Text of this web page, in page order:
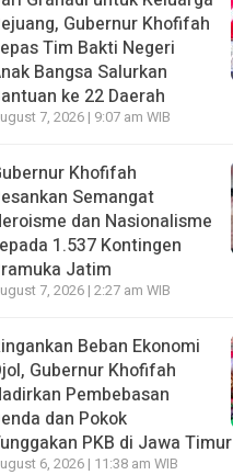
Gubernur Khofifah
Tim Bakti Negeri
Bangsa Salurkan
ke 22 Daerah
7, 2026 | 9:07 am WIB
Khofifah
Semangat
dan Nasionalisme
1.537 Kontingen
Jatim
7, 2026 | 2:27 am WIB
Beban Ekonomi
Gubernur Khofifah
Pembebasan
dan Pokok
PKB di Jawa Timur
6, 2026 | 11:38 am WIB